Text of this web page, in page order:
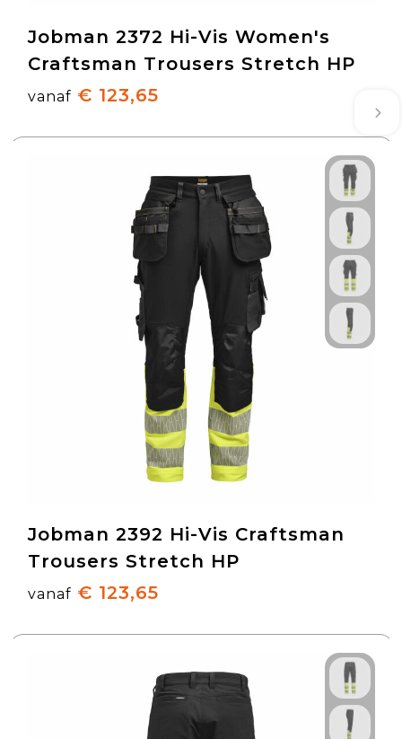
Jobman 2372 Hi-Vis Women's
Craftsman Trousers Stretch HP
vanaf € 123,65
Jobman 2392 Hi-Vis Craftsman
Trousers Stretch HP
vanaf € 123,65